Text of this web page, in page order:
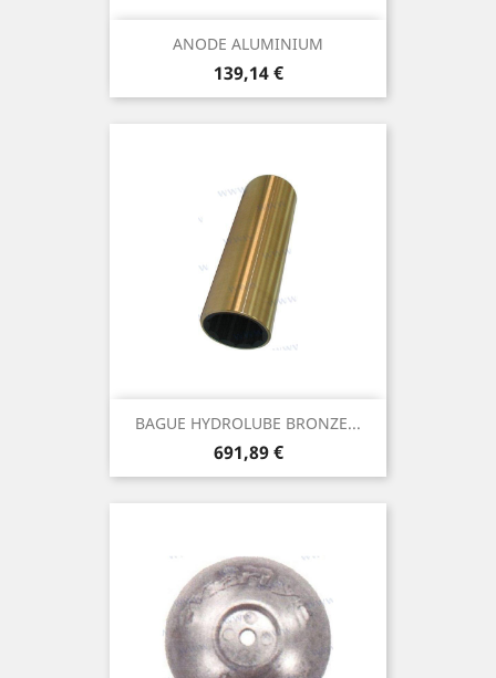
ANODE ALUMINIUM
Prix
139,14 €
BAGUE HYDROLUBE BRONZE...
Prix
691,89 €